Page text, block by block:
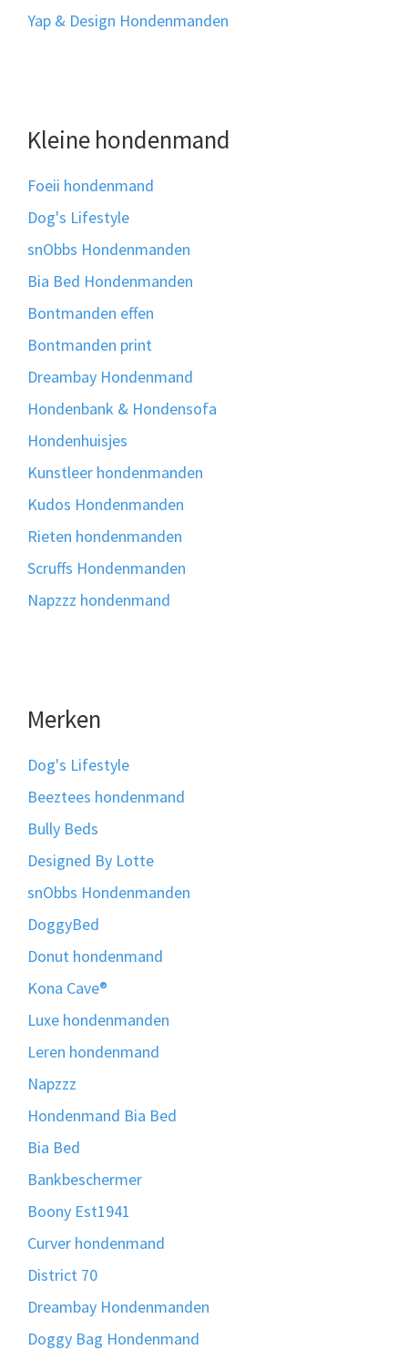
Yap & Design Hondenmanden
Kleine hondenmand
Foeii hondenmand
Dog's Lifestyle
snObbs Hondenmanden
Bia Bed Hondenmanden
Bontmanden effen
Bontmanden print
Dreambay Hondenmand
Hondenbank & Hondensofa
Hondenhuisjes
Kunstleer hondenmanden
Kudos Hondenmanden
Rieten hondenmanden
Scruffs Hondenmanden
Napzzz hondenmand
Merken
Dog's Lifestyle
Beeztees hondenmand
Bully Beds
Designed By Lotte
snObbs Hondenmanden
DoggyBed
Donut hondenmand
Kona Cave®
Luxe hondenmanden
Leren hondenmand
Napzzz
Hondenmand Bia Bed
Bia Bed
Bankbeschermer
Boony Est1941
Curver hondenmand
District 70
Dreambay Hondenmanden
Doggy Bag Hondenmand